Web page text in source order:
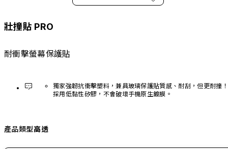
壯撞貼 PRO
耐衝擊螢幕保護貼
獨家強韌抗衝擊塑料，兼具玻璃保護貼質感、耐刮，但更耐撞！
採用低黏性矽膠，不會破壞手機原生鍍膜。
產品類型高透